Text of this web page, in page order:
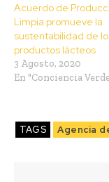
Acuerdo de
Limpia promueve la
sustentabilidad de
productos lácteos
3 Agosto, 2020
En "Conciencia
TAGS Agencia